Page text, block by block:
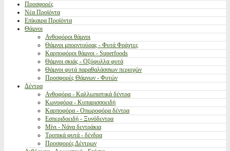
Προσφορές
Νέα Προϊόντα
Επίκαιρα Προϊόντα
Θάμνοι
Ανθοφόροι θάμνοι
Θάμνοι μπορντούρας - Φυτά Φράχτες
Καρποφόροι θάμνοι - Superfoods
Θάμνοι σκιάς - Οξύφυλλα φυτά
Θάμνοι φυτά παραθαλάσσιων περιοχών
Προσφορές Θάμνων - Φυτών
Δέντρα
Ανθοφόρα - Καλλωπιστικά δέντρα
Κωνοφόρα - Κυπαρισσοειδή
Καρποφόρα - Οπωροφόρα δέντρα
Εσπεριδοειδή - Ξυνόδεντρα
Μίνι - Νάνα δεντράκια
Τροπικά φυτά - δένδρα
Προσφορές Δέντρων